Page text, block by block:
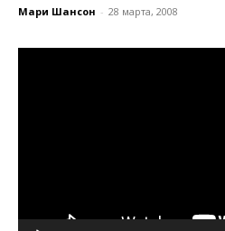
Мари Шансон - 28 марта, 2008